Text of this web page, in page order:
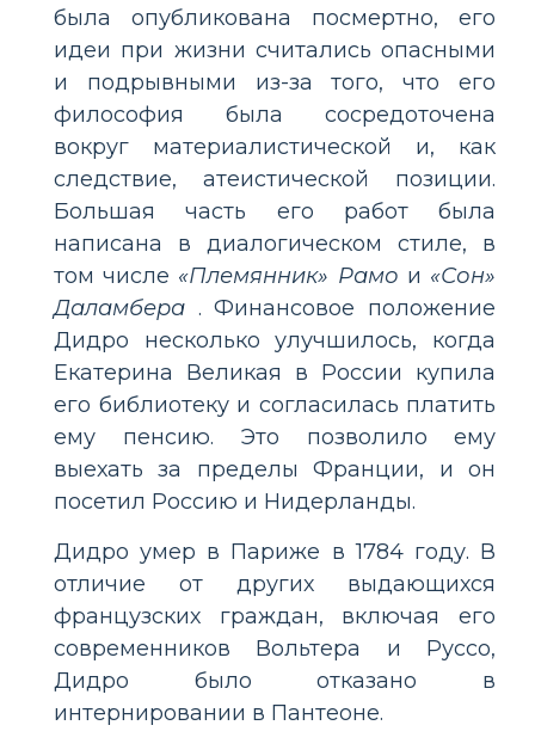
была опубликована посмертно, его
идеи при жизни считались опасными
и подрывными из-за того, что его
философия была сосредоточена
вокруг материалистической и, как
следствие, атеистической позиции.
Большая часть его работ была
написана в диалогическом стиле, в
том числе «Племянник» Рамо и «Сон»
Даламбера . Финансовое положение
Дидро несколько улучшилось, когда
Екатерина Великая в России купила
его библиотеку и согласилась платить
ему пенсию. Это позволило ему
выехать за пределы Франции, и он
посетил Россию и Нидерланды.
Дидро умер в Париже в 1784 году. В
отличие от других выдающихся
французских граждан, включая его
современников Вольтера и Руссо,
Дидро было отказано в
интернировании в Пантеоне.